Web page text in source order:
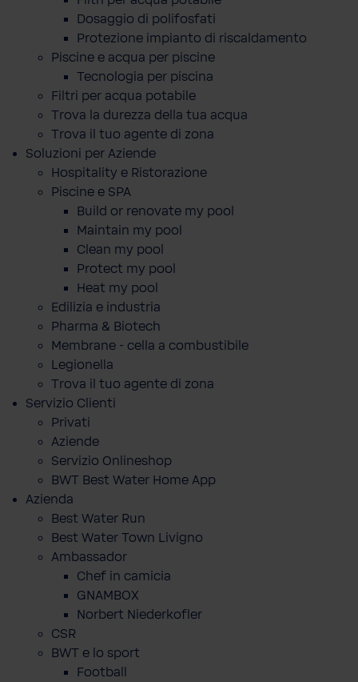
Dosaggio di polifosfati
Protezione impianto di riscaldamento
Piscine e acqua per piscine
Tecnologia per piscina
Filtri per acqua potabile
Trova la durezza della tua acqua
Trova il tuo agente di zona
Soluzioni per Aziende
Hospitality e Ristorazione
Piscine e SPA
Build or renovate my pool
Maintain my pool
Clean my pool
Protect my pool
Heat my pool
Edilizia e industria
Pharma & Biotech
Membrane - cella a combustibile
Legionella
Trova il tuo agente di zona
Servizio Clienti
Privati
Aziende
Servizio Onlineshop
BWT Best Water Home App
Azienda
Best Water Run
Best Water Town Livigno
Ambassador
Chef in camicia
GNAMBOX
Norbert Niederkofler
CSR
BWT e lo sport
Football